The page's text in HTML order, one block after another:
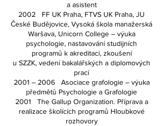
a asistent
2002 FF UK Praha, FTVS UK Praha, JU
České Budějovice, Vysoká škola manažerská
Waršava, Unicorn College – výuka
psychologie, nastavování studijních
programů k akreditaci, zkoušení
u SZZK, vedení bakalářských a diplomových
prací
2001 – 2006 Asociace grafologie – výuka
předmětů Psychologie a Grafologie
2001 The Gallup Organization. Příprava a
realizace školících programů Hloubkové
rozhovory